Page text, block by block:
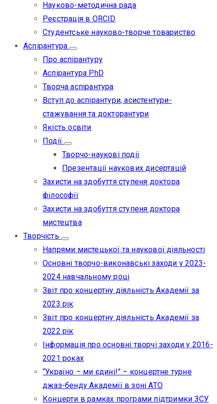
Науково-методична рада
Реєстрація в ORCID
Студентське науково-творче товариство
Аспірантура
Про аспірантуру
Аспірантура PhD
Творча аспірантура
Вступ до аспірантури, асистентури-
стажування та докторантури
Якість освіти
Події
Творчо-наукові події
Презентації наукових дисертацій
Захисти на здобуття ступеня доктора
філософії
Захисти на здобуття ступеня доктора
мистецтва
Творчість
Напрями мистецької та наукової діяльності
Основні творчо-виконавські заходи у 2023-
2024 навчальному році
Звіт про концертну діяльність Академії за
2023 рік
Звіт про концертну діяльність Академії за
2022 рік
Інформація про основні творчі заходи у 2016-
2021 роках
“Україно – ми єдині!” – концертне турне
джаз-бенду Академії в зоні АТО
Концерти в рамках програми підтримки ЗСУ